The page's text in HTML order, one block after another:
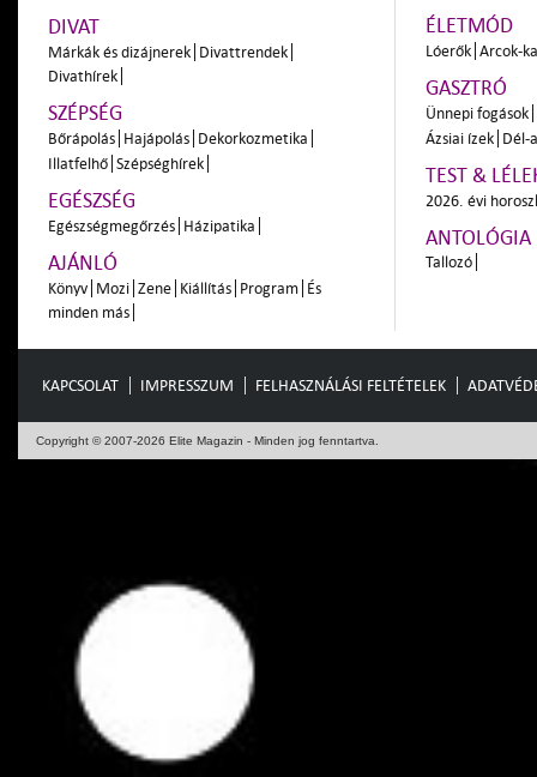
DIVAT
Márkák és dizájnerek Divattrendek
Divathírek
SZÉPSÉG
Bőrápolás Hajápolás Dekorkozmetika
Illatfelhő Szépséghírek
EGÉSZSÉG
Egészségmegőrzés Házipatika
AJÁNLÓ
Könyv Mozi Zene Kiállítás Program És
minden más
ÉLETMÓD
Lóerők Arcok-
GASZTRÓ
Ünnepi fogások
Ázsiai ízek Dél-
TEST &
2026. évi
ANTOLÓGIA
Tallozó
KAPCSOLAT IMPRESSZUM FELHASZNÁLÁSI FELTÉTELEK
Copyright © 2007-2026 Elite Magazin - Minden jog fenntartva.